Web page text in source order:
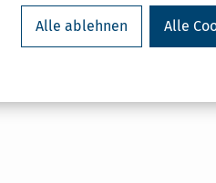
Alle ablehnen Alle